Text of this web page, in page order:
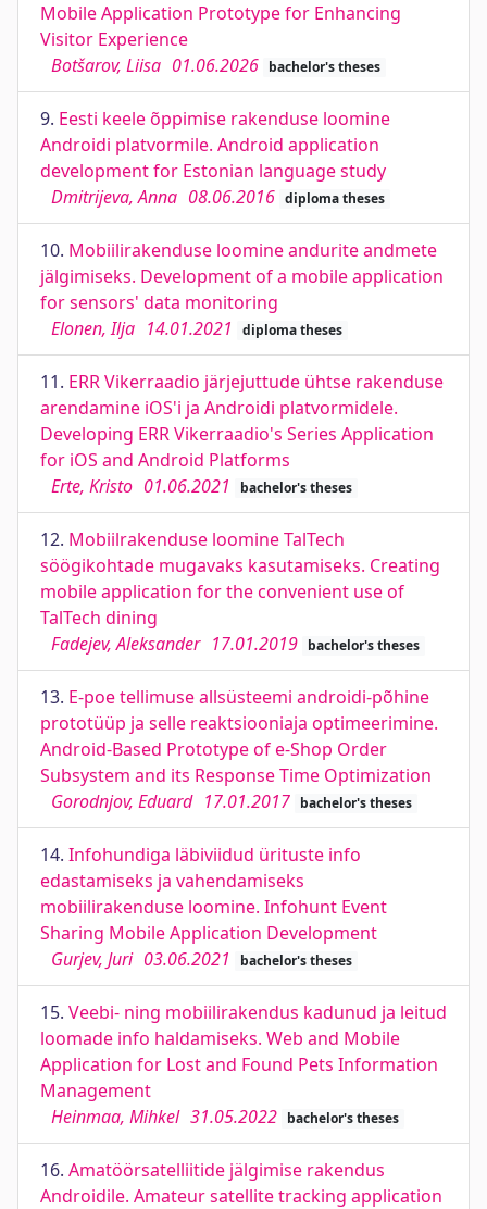
Mobile Application Prototype for Enhancing
Visitor Experience
Botšarov, Liisa 01.06.2026 bachelor's theses
9. Eesti keele õppimise rakenduse loomine
Androidi platvormile. Android application
development for Estonian language study
Dmitrijeva, Anna 08.06.2016 diploma theses
10. Mobiilirakenduse loomine andurite andmete
jälgimiseks. Development of a mobile application
for sensors' data monitoring
Elonen, Ilja 14.01.2021 diploma theses
11. ERR Vikerraadio järjejuttude ühtse rakenduse
arendamine iOS'i ja Androidi platvormidele.
Developing ERR Vikerraadio's Series Application
for iOS and Android Platforms
Erte, Kristo 01.06.2021 bachelor's theses
12. Mobiilrakenduse loomine TalTech
söögikohtade mugavaks kasutamiseks. Creating
mobile application for the convenient use of
TalTech dining
Fadejev, Aleksander 17.01.2019 bachelor's theses
13. E-poe tellimuse allsüsteemi androidi-põhine
prototüüp ja selle reaktsiooniaja optimeerimine.
Android-Based Prototype of e-Shop Order
Subsystem and its Response Time Optimization
Gorodnjov, Eduard 17.01.2017 bachelor's theses
14. Infohundiga läbiviidud ürituste info
edastamiseks ja vahendamiseks
mobiilirakenduse loomine. Infohunt Event
Sharing Mobile Application Development
Gurjev, Juri 03.06.2021 bachelor's theses
15. Veebi- ning mobiilirakendus kadunud ja leitud
loomade info haldamiseks. Web and Mobile
Application for Lost and Found Pets Information
Management
Heinmaa, Mihkel 31.05.2022 bachelor's theses
16. Amatöörsatelliitide jälgimise rakendus
Androidile. Amateur satellite tracking application